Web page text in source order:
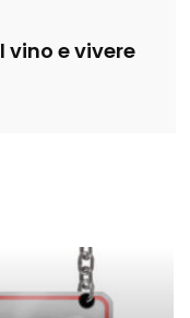
vino e vivere